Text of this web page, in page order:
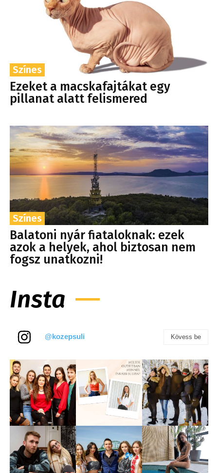
Színes
Ezeket a macskafajtákat egy
pillanat alatt felismered
Színes
Balatoni nyár fiataloknak: ezek
azok a helyek, ahol biztosan nem
fogsz unatkozni!
Insta
@kozepsuli Kövess be